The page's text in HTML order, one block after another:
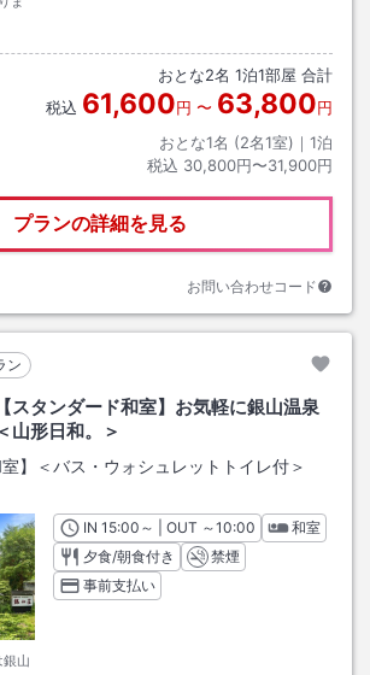
おとな2名 1泊1部屋 合計
税込 61,600円 〜 63,800円
おとな1名 (2名1室)｜ 1泊
税込 30,800円〜31,900円
プランの詳細を見る
お問い合わせコード
ン
スタンダード和室】お気軽に銀山温泉
山形日和。＞
室】＜バス・ウォシュレットトイレ付＞
銀山
INチェックイン
15:00 ～ | OUT チェックアウト
～10:00
和室
夕食/朝食付き
禁煙
事前支払い